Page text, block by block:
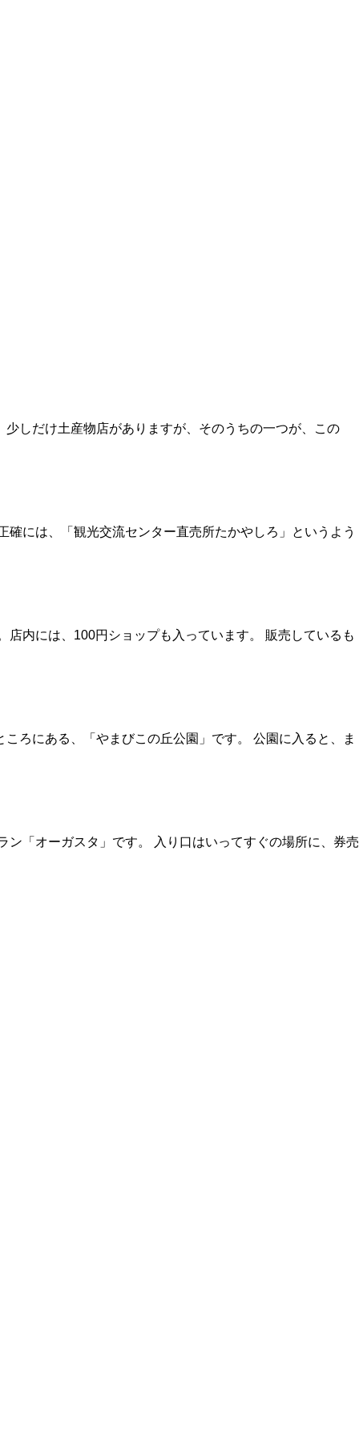
しだけ土産物店がありますが、そのうちの一つが、この
には、「観光交流センター直売所たかやしろ」というよう
内には、100円ショップも入っています。 販売しているも
ろにある、「やまびこの丘公園」です。 公園に入ると、ま
「オーガスタ」です。 入り口はいってすぐの場所に、券売